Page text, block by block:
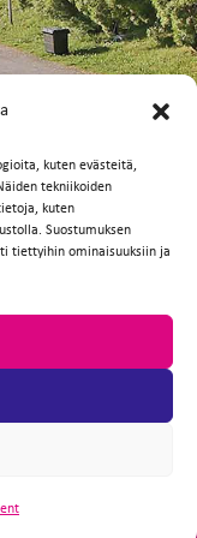
kuten evästeitä,
tekniikoiden
kuten
Suostumuksen
tiettyihin ominaisuuksiin ja